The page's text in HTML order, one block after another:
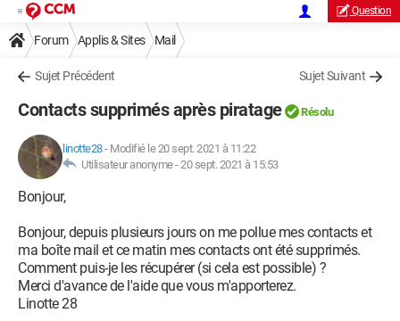
Question
Forum Applis & Sites Mail
Sujet Précédent Sujet Suivant
Contacts supprimés après piratage Résolu
linotte28- Modifié le 20 sept. 2021 à 11:22
Utilisateur anonyme -20 sept. 2021 à 15:53
Bonjour,
Bonjour, depuis plusieurs jours on me pollue mes contacts et
ma boîte mail et ce matin mes contacts ont été supprimés.
Comment puis-je les récupérer (si cela est possible) ?
Merci d'avance de l'aide que vous m'apporterez.
Linotte 28